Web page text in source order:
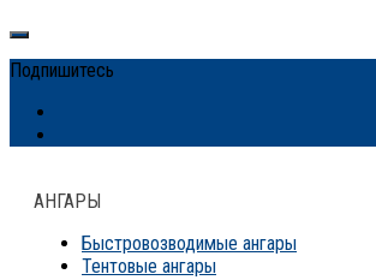
Подпишитесь
АНГАРЫ
Быстровозводимые ангары
Тентовые ангары